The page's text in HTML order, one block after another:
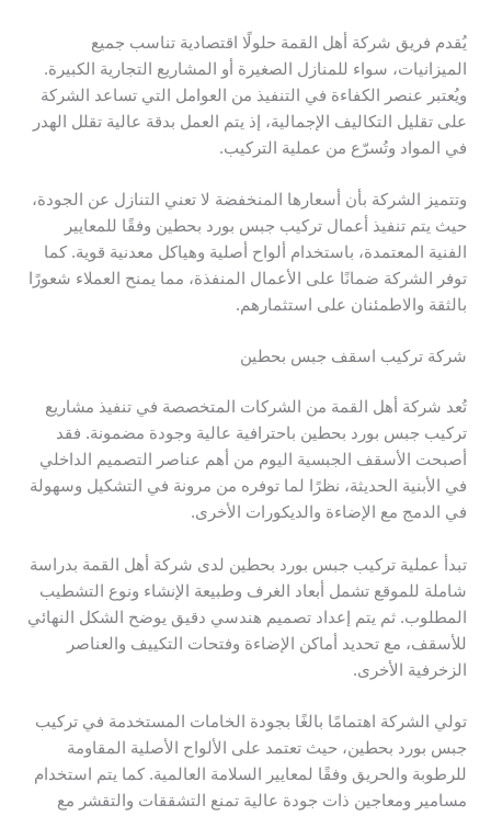
يُقدم فريق شركة أهل القمة حلولًا اقتصادية تناسب جميع
الميزانيات، سواء للمنازل الصغيرة أو المشاريع التجارية الكبيرة.
ويُعتبر عنصر الكفاءة في التنفيذ من العوامل التي تساعد الشركة
على تقليل التكاليف الإجمالية، إذ يتم العمل بدقة عالية تقلل الهدر
في المواد وتُسرّع من عملية التركيب.
وتتميز الشركة بأن أسعارها المنخفضة لا تعني التنازل عن الجودة،
حيث يتم تنفيذ أعمال تركيب جبس بورد بحطين وفقًا للمعايير
الفنية المعتمدة، باستخدام ألواح أصلية وهياكل معدنية قوية. كما
توفر الشركة ضمانًا على الأعمال المنفذة، مما يمنح العملاء شعورًا
بالثقة والاطمئنان على استثمارهم.
شركة تركيب اسقف جبس بحطين
تُعد شركة أهل القمة من الشركات المتخصصة في تنفيذ مشاريع
تركيب جبس بورد بحطين باحترافية عالية وجودة مضمونة. فقد
أصبحت الأسقف الجبسية اليوم من أهم عناصر التصميم الداخلي
في الأبنية الحديثة، نظرًا لما توفره من مرونة في التشكيل وسهولة
في الدمج مع الإضاءة والديكورات الأخرى.
تبدأ عملية تركيب جبس بورد بحطين لدى شركة أهل القمة بدراسة
شاملة للموقع تشمل أبعاد الغرف وطبيعة الإنشاء ونوع التشطيب
المطلوب. ثم يتم إعداد تصميم هندسي دقيق يوضح الشكل النهائي
للأسقف، مع تحديد أماكن الإضاءة وفتحات التكييف والعناصر
الزخرفية الأخرى.
تولي الشركة اهتمامًا بالغًا بجودة الخامات المستخدمة في تركيب
جبس بورد بحطين، حيث تعتمد على الألواح الأصلية المقاومة
للرطوبة والحريق وفقًا لمعايير السلامة العالمية. كما يتم استخدام
مسامير ومعاجين ذات جودة عالية تمنع التشققات والتقشر مع